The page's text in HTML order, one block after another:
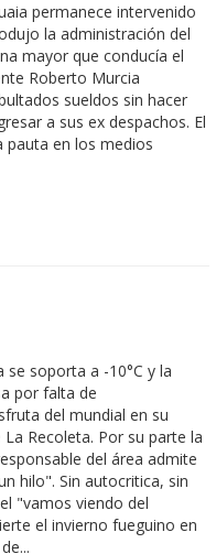
permanece intervenido
la administración del
mayor que conducía el
Roberto Murcia
sueldos sin hacer
a sus ex despachos. El
pauta en los medios
soporta a -10°C y la
por falta de
del mundial en su
Recoleta. Por su parte la
del área admite
hilo". Sin autocritica, sin
"vamos viendo del
el invierno fueguino en